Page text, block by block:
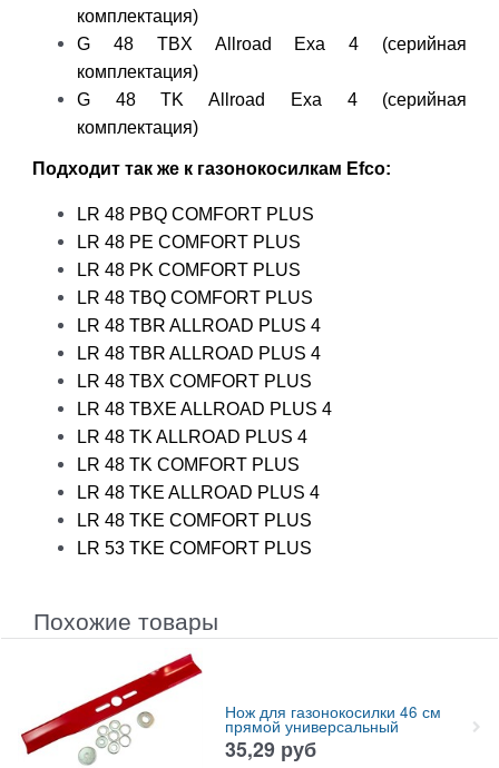
комплектация)
G 48 TBX Allroad Exa 4 (серийная
комплектация)
G 48 TK Allroad Exa 4 (серийная
комплектация)
Подходит так же к газонокосилкам Efco:
LR 48 PBQ COMFORT PLUS
LR 48 PE COMFORT PLUS
LR 48 PK COMFORT PLUS
LR 48 TBQ COMFORT PLUS
LR 48 TBR ALLROAD PLUS 4
LR 48 TBR ALLROAD PLUS 4
LR 48 TBX COMFORT PLUS
LR 48 TBXE ALLROAD PLUS 4
LR 48 TK ALLROAD PLUS 4
LR 48 TK COMFORT PLUS
LR 48 TKE ALLROAD PLUS 4
LR 48 TKE COMFORT PLUS
LR 53 TKE COMFORT PLUS
Похожие товары
Нож для газонокосилки 46 см
прямой универсальный
35,29 руб